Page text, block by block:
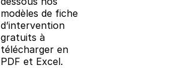
modèles de fiche
d’intervention
gratuits à
télécharger en
PDF et Excel.